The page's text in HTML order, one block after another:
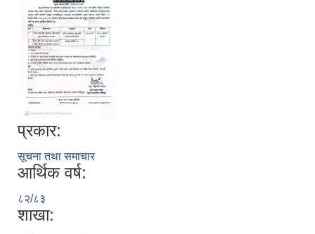
प्रकार:
सूचना तथा समाचार
आर्थिक वर्ष:
८२/८३
शाखा: